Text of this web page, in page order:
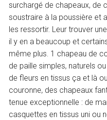
surchargé de chapeaux, de
soustraire à la poussière et
les ressortir. Leur trouver
il y en a beaucoup et
même plus. 1 chapeau de
de paille simples, naturels
de fleurs en tissus ça et là
couronne, des chapeaux
tenue exceptionnelle : de
casquettes en tissus uni ou